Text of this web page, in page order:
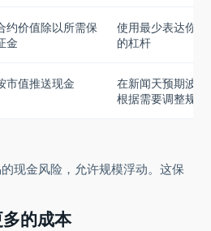
约价值除以所需保
金
使用最少表达你想
的杠杆
市值推送现金
在新闻天预期波动
根据需要调整规模
现金风险，允许规模浮动。这保
的成本